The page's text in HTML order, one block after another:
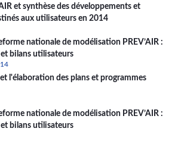
et synthèse des développements et
aux utilisateurs en 2014
nationale de modélisation PREV’AIR :
bilans utilisateurs
l'élaboration des plans et programmes
nationale de modélisation PREV’AIR :
bilans utilisateurs